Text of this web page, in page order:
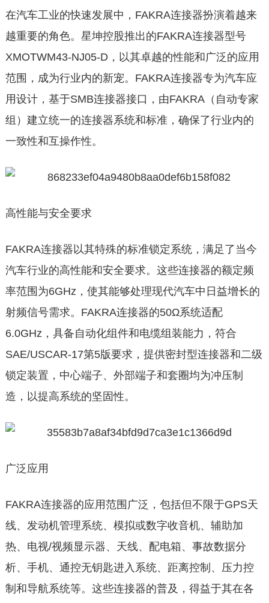
在汽车工业的快速发展中，FAKRA连接器扮演着越来
越重要的角色。星坤控股推出的FAKRA连接器型号
XMOTWM43-NJ05-D，以其卓越的性能和广泛的应用
范围，成为行业内的新宠。FAKRA连接器专为汽车应
用设计，基于SMB连接器接口，由FAKRA（自动专家
组）建立统一的连接器系统和标准，确保了行业内的
一致性和互操作性。
高性能与安全要求
FAKRA连接器以其特殊的标准锁定系统，满足了当今
汽车行业的高性能和安全要求。这些连接器的额定频
率范围为6GHz，使其能够处理现代汽车中日益增长的
射频信号需求。FAKRA连接器的50Ω系统适配
6.0GHz，具备自动化组件和电缆组装能力，符合
SAE/USCAR-17第5版要求，提供密封型连接器和二级
锁定装置，中心端子、外部端子和套圈均为冲压制
造，以提高系统的坚固性。
广泛应用
FAKRA连接器的应用范围广泛，包括但不限于GPS天
线、发动机管理系统、模拟或数字收音机、辅助加
热、电视/视频显示器、天线、配电箱、事故数据分
析、手机、通控无钥匙进入系统、距离控制、压力控
制和导航系统等。这些连接器的普及，得益于其在各